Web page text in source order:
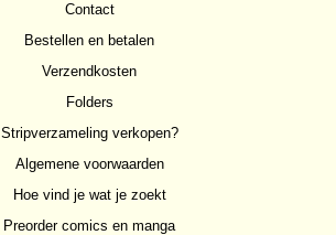
Contact
Bestellen en betalen
Verzendkosten
Folders
Stripverzameling verkopen?
Algemene voorwaarden
Hoe vind je wat je zoekt
Preorder comics en manga